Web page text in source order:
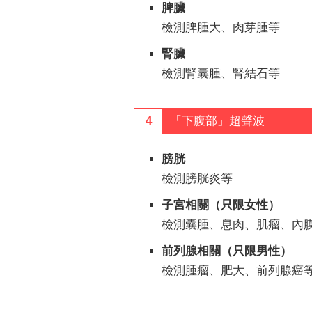
脾臟
檢測脾腫大、肉芽腫等
腎臟
檢測腎囊腫、腎結石等
4 「下腹部」超聲波
膀胱
檢測膀胱炎等
子宮相關（只限女性）
檢測囊腫、息肉、肌瘤、內
前列腺相關（只限男性）
檢測腫瘤、肥大、前列腺癌